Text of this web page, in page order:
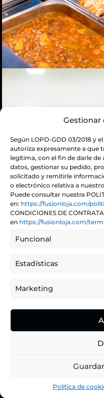
Según LOPD-GDD 03/2018 y
autoriza expresamente a que
legítima, con el fin de darle
datos, gestionar su pedido,
solicitado y remitirle
o electrónico relativa a
Puede consultar nuestra
en: https://fusionloja.com/
CONDICIONES DE
en https://fusionloja.com/
Funcional
Estadísticas
Marketing
Política de